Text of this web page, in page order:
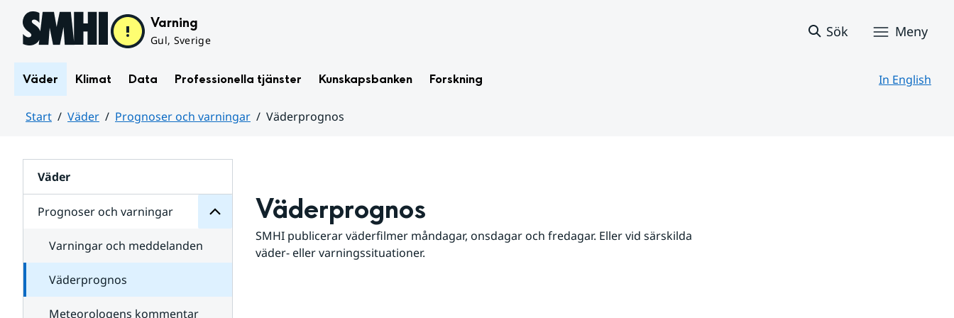
Hoppa till sidans innehåll Varning
Gul, Sverige
Sök Meny
Väder Klimat Data Professionella tjänster Kunskapsbanken Forskning In English
Start Väder Prognoser och varningar
Väderprognos
Väder
Prognoser och varningar
för
varningar
Varningar och meddelanden
Väderprognos
Meteorologens kommentar
Väderprognos
SMHI publicerar väderfilmer måndagar, onsdagar och fredagar. Eller vid särskilda
väder- eller varningssituationer.